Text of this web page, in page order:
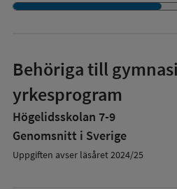
Behöriga till
yrkesprogram
Högelidsskolan 7-9
Genomsnitt i Sverige
Uppgiften avser läsåret 2024/25